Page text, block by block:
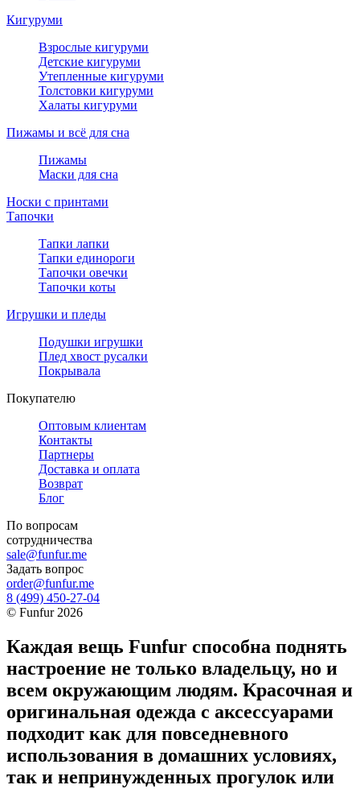
Кигуруми
Взрослые кигуруми
Детские кигуруми
Утепленные кигуруми
Толстовки кигуруми
Халаты кигуруми
Пижамы и всё для сна
Пижамы
Маски для сна
Носки с принтами
Тапочки
Тапки лапки
Тапки единороги
Тапочки овечки
Тапочки коты
Игрушки и пледы
Подушки игрушки
Плед хвост русалки
Покрывала
Покупателю
Оптовым клиентам
Контакты
Партнеры
Доставка и оплата
Возврат
Блог
По вопросам
сотрудничества
sale@funfur.me
Задать вопрос
order@funfur.me
8 (499) 450-27-04
© Funfur 2026
Каждая вещь Funfur способна поднять
настроение не только владельцу, но и
всем окружающим людям. Красочная и
оригинальная одежда с аксессуарами
подходит как для повседневного
использования в домашних условиях,
так и непринужденных прогулок или